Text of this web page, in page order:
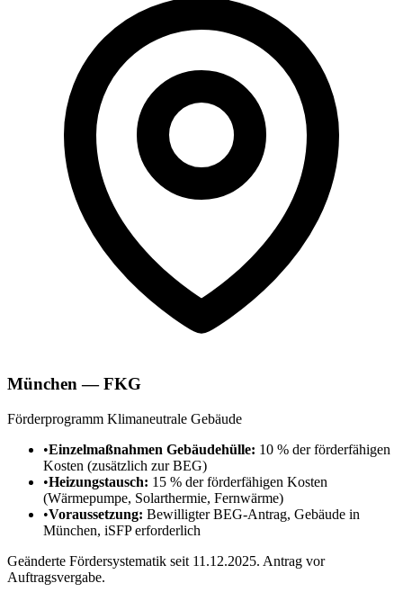
München — FKG
Förderprogramm Klimaneutrale Gebäude
•Einzelmaßnahmen Gebäudehülle: 10 % der förderfähigen
Kosten (zusätzlich zur BEG)
•Heizungstausch: 15 % der förderfähigen Kosten
(Wärmepumpe, Solarthermie, Fernwärme)
•Voraussetzung: Bewilligter BEG-Antrag, Gebäude in
München, iSFP erforderlich
Geänderte Fördersystematik seit 11.12.2025. Antrag vor
Auftragsvergabe.